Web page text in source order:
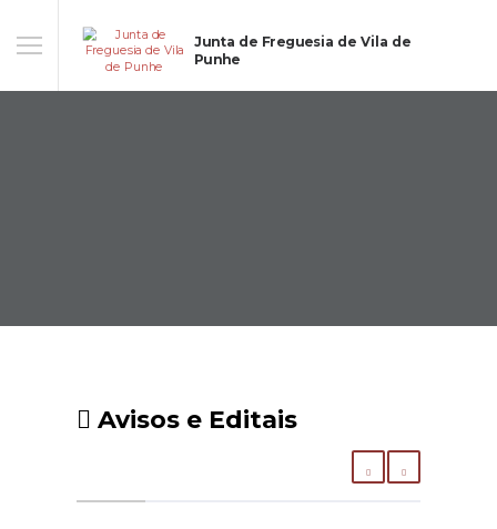
Junta de Freguesia de Vila de
Punhe
Avisos e Editais